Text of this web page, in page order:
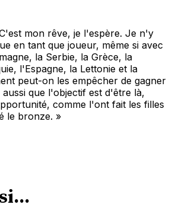
mon rêve, je l'espère. Je n'y
en tant que joueur, même si avec
la Serbie, la Grèce, la
l'Espagne, la Lettonie et la
peut-on les empêcher de gagner
aussi que l'objectif est d'être là,
comme l'ont fait les filles
le bronze. »